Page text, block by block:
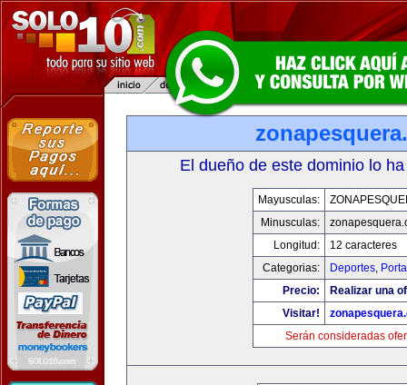
El dueño de este dominio lo
Mayusculas:
Minusculas:
Longitud:
12 caracteres
Categorias:
Deportes,
Precio:
Realizar una
Visitar!
Serán consideradas